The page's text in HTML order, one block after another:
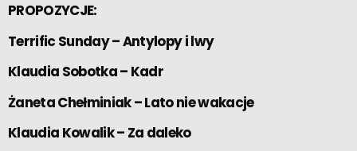
PROPOZYCJE:
Terrific Sunday – Antylopy i lwy
Klaudia Sobotka – Kadr
Żaneta Chełminiak – Lato nie wakacje
Klaudia Kowalik – Za daleko